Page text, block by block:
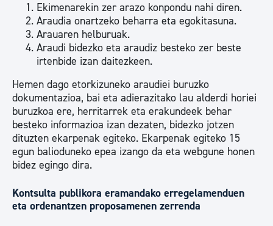
Ekimenarekin zer arazo konpondu nahi diren.
Araudia onartzeko beharra eta egokitasuna.
Arauaren helburuak.
Araudi bidezko eta araudiz besteko zer beste
irtenbide izan daitezkeen.
Hemen dago etorkizuneko araudiei buruzko
dokumentazioa, bai eta adierazitako lau alderdi horiei
buruzkoa ere, herritarrek eta erakundeek behar
besteko informazioa izan dezaten, bidezko jotzen
dituzten ekarpenak egiteko. Ekarpenak egiteko 15
egun balioduneko epea izango da eta webgune honen
bidez egingo dira.
Kontsulta publikora eramandako erregelamenduen
eta ordenantzen proposamenen zerrenda